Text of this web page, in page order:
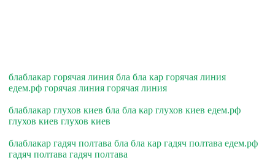
блаблакар горячая линия бла бла кар горячая линия
едем.рф горячая линия горячая линия
блаблакар глухов киев бла бла кар глухов киев едем.рф
глухов киев глухов киев
блаблакар гадяч полтава бла бла кар гадяч полтава едем.рф
гадяч полтава гадяч полтава